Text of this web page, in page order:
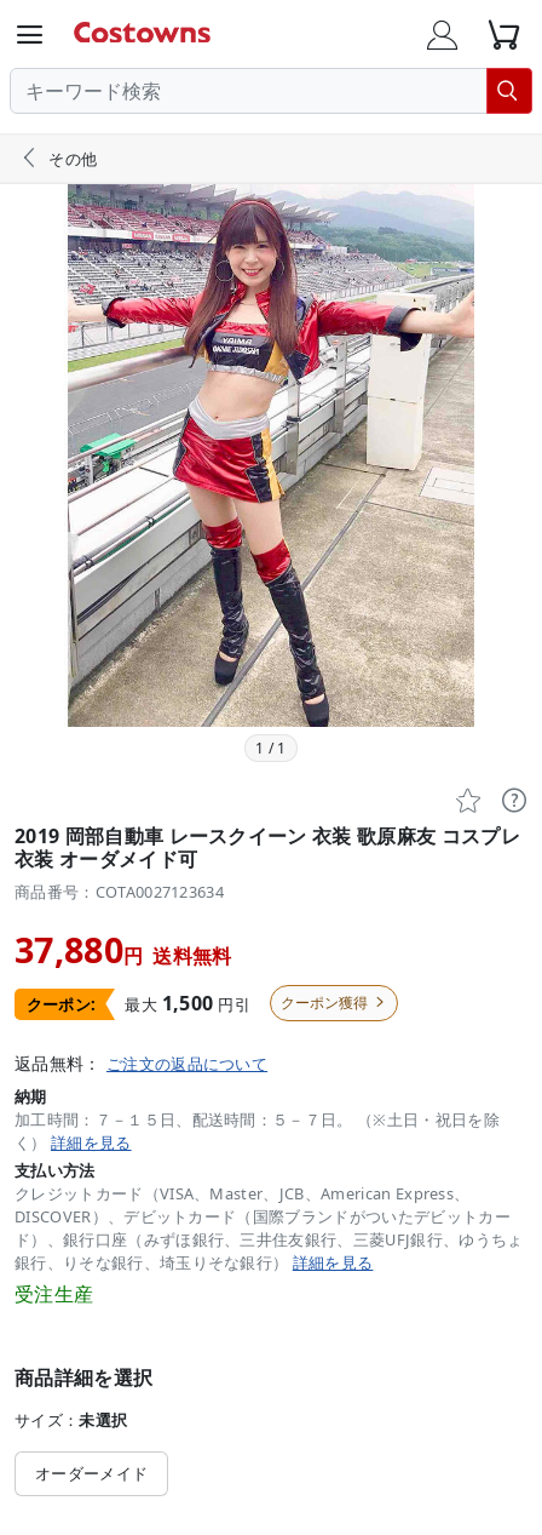
  

 その他
1 /1
 
2019 岡部自動車 レースクイーン 衣装 歌原麻友 コスプレ
衣装 オーダメイド可
商品番号：COTA0027123634
37,880円 送料無料
クーポン: 最大 1,500 円引 クーポン獲得 
返品無料： ご注文の返品について
納期
加工時間：７－１５日、配送時間：５－７日。 （※土日・祝日を除
く） 詳細を見る
支払い方法
クレジットカード（VISA、Master、JCB、American Express、
DISCOVER）、デビットカード（国際ブランドがついたデビットカー
ド）、銀行口座（みずほ銀行、三井住友銀行、三菱UFJ銀行、ゆうちょ
銀行、りそな銀行、埼玉りそな銀行） 詳細を見る
受注生産
商品詳細を選択
サイズ：未選択
オーダーメイド